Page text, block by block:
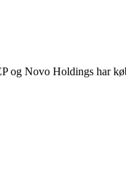
og Novo Holdings har